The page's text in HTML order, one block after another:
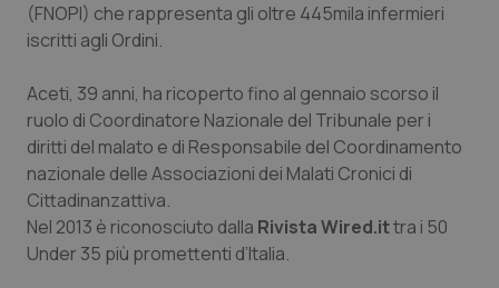
Campania
Emilia-Romagna
Friuli Venezia Giulia
Lazio
Liguria
Car-T
Colesterolo & coronaropatie
Dermatite Atopica
Diabete & glucometri
Disturbi dell’umore
(FNOPI) che rappresenta gli oltre 445mila infermieri
iscritti agli Ordini.
Aceti, 39 anni, ha ricoperto fino al gennaio scorso il
ruolo di Coordinatore Nazionale del Tribunale per i
diritti del malato e di Responsabile del Coordinamento
nazionale delle Associazioni dei Malati Cronici di
Cittadinanzattiva.
Nel 2013 è riconosciuto dalla Rivista Wired.ittra i 50
Under 35 più promettenti d’Italia.